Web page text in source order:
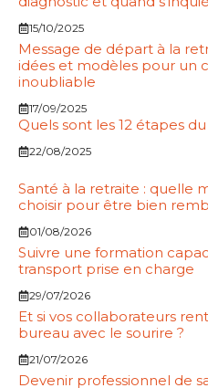
15/10/2025
Message de départ à la
idées et modèles pour un
inoubliable
17/09/2025
Quels sont les 12 étapes
22/08/2025
Santé à la retraite : quelle
choisir pour être bien
01/08/2026
Suivre une formation
transport prise en charge
29/07/2026
Et si vos collaborateurs
bureau avec le sourire ?
21/07/2026
Devenir professionnel de